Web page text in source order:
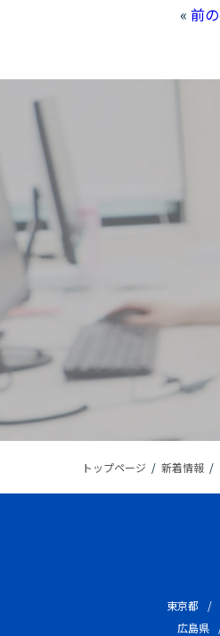
« 前
トップページ / 新着情報 /
東京都
広島県